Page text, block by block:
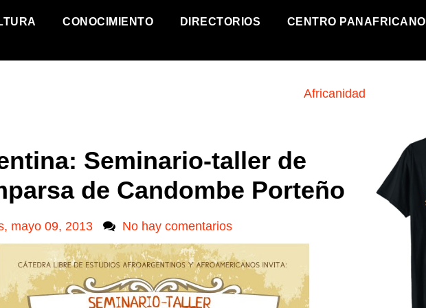
CONOCIMIENTO DIRECTORIOS CENTRO PANAFRICANO
Seminario-taller de
de Candombe Porteño
mayo 09, 2013 No hay comentarios